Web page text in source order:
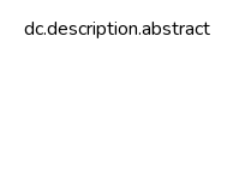
dc.description.abstract